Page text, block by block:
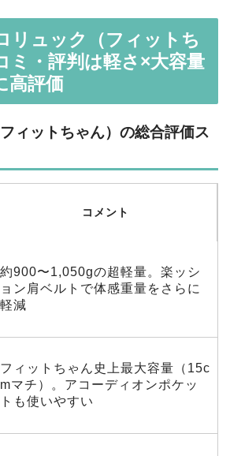
リュック（フィットち
ミ・評判は軽さ×大容量
高評価
ィットちゃん）の総合評価ス
コメント
約900〜1,050gの超軽量。楽ッシ
ョン肩ベルトで体感重量をさらに
軽減
フィットちゃん史上最大容量（15c
mマチ）。アコーディオンポケッ
トも使いやすい